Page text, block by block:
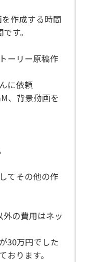
作成する時間
す。
ーリー原稿作
に依頼
、背景動画を
てその他の作
の費用はネッ
30万円でした
おります。